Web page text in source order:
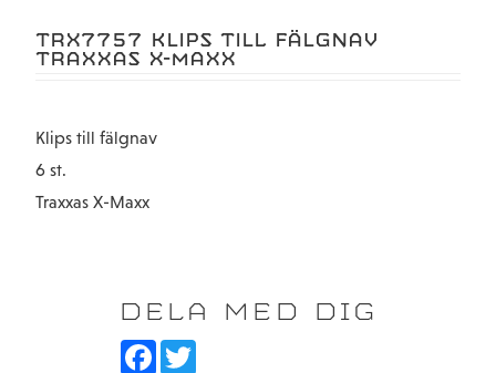
TRX7757 KLIPS TILL FÄLGNAV
TRAXXAS X-MAXX
Klips till fälgnav
6 st.
Traxxas X-Maxx
DELA MED DIG
F
T